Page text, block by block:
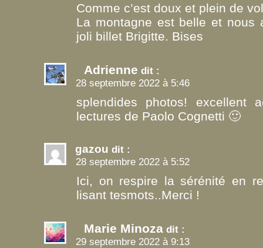
Comme c’est doux et plein de
La montagne est belle et nous
joli billet Brigitte. Bises
Adrienne dit :
28 septembre 2022 à 5:46
splendides photos! excellent
lectures de Paolo Cognetti 🙂
gazou dit :
28 septembre 2022 à 5:52
Ici, on respire la sérénité en
lisant tesmots..Merci !
Marie Minoza dit :
29 septembre 2022 à 9:13